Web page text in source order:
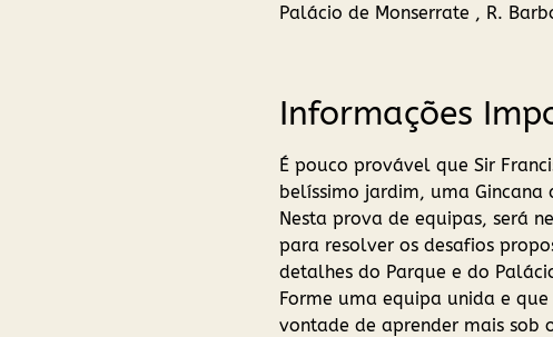
Palácio de Monserrate , R.
Informações
É pouco provável que Sir
belíssimo jardim, uma Gincana
Nesta prova de equipas, será
para resolver os desafios
detalhes do Parque e do
Forme uma equipa unida e
vontade de aprender mais sob